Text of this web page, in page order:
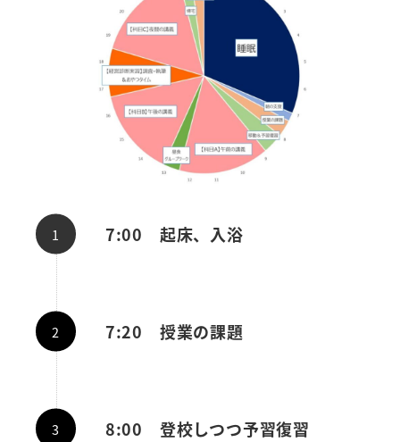
7:00 起床、入浴
7:20 授業の課題
8:00 登校しつつ予習復習